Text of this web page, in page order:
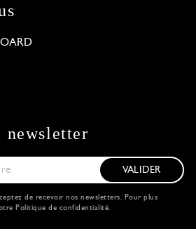
newsletter
VALIDER
de recevoir nos newsletters. Pour plus
Politique de confidentialité.